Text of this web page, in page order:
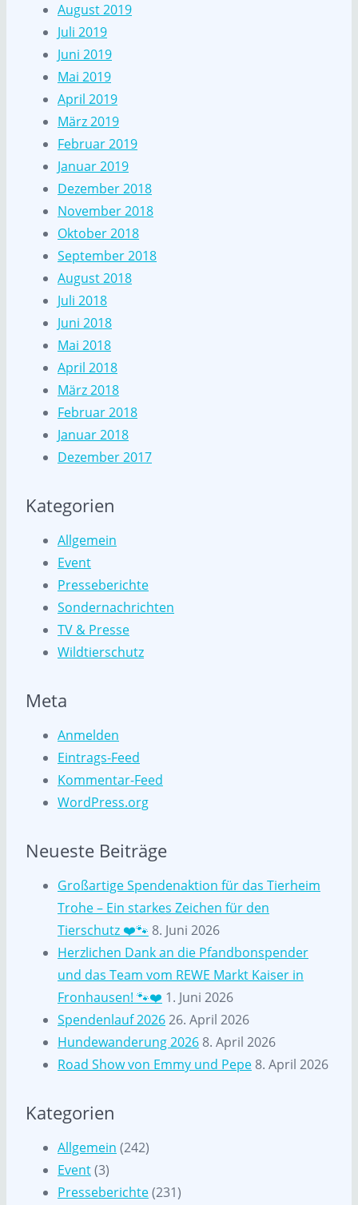
August 2019
Juli 2019
Juni 2019
Mai 2019
April 2019
März 2019
Februar 2019
Januar 2019
Dezember 2018
November 2018
Oktober 2018
September 2018
August 2018
Juli 2018
Juni 2018
Mai 2018
April 2018
März 2018
Februar 2018
Januar 2018
Dezember 2017
Kategorien
Allgemein
Event
Presseberichte
Sondernachrichten
TV & Presse
Wildtierschutz
Meta
Anmelden
Eintrags-Feed
Kommentar-Feed
WordPress.org
Neueste Beiträge
Großartige Spendenaktion für das Tierheim
Trohe – Ein starkes Zeichen für den
Tierschutz ❤️🐾 8. Juni 2026
Herzlichen Dank an die Pfandbonspender
und das Team vom REWE Markt Kaiser in
Fronhausen! 🐾❤️ 1. Juni 2026
Spendenlauf 202626. April 2026
Hundewanderung 2026 8. April 2026
Road Show von Emmy und Pepe 8. April 2026
Kategorien
Allgemein (242)
Event(3)
Presseberichte(231)